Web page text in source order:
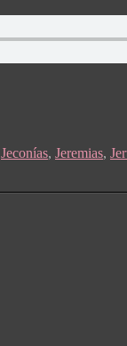
Jeconías, Jeremias,